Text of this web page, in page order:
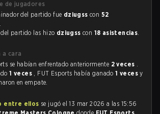
de jugadores
del partido fue dziugss con 52
.
del partido las hizo dziugss con 18 asistencias.
a cara
se habían enfrentado anteriormente 2 veces .
1 veces , FUT Esports había ganado1 vecesy
en empate.
entre ellos se jugó el 13 mar 2026 a las 15:56